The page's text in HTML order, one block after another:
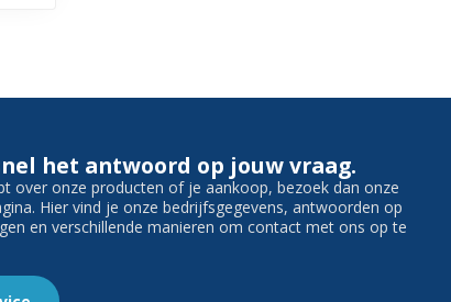
het antwoord op jouw vraag.
over onze producten of je aankoop, bezoek dan onze
Hier vind je onze bedrijfsgegevens, antwoorden op
en verschillende manieren om contact met ons op te